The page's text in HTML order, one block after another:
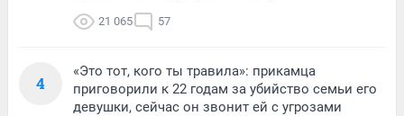
21 065 57
4
«Это тот, кого ты травила»: прикамца
приговорили к 22 годам за убийство семьи его
девушки, сейчас он звонит ей с угрозами